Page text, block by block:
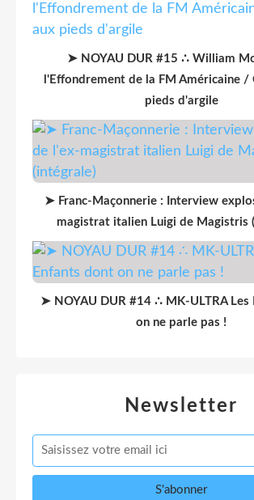
➤ NOYAU DUR #15 ∴ William
l'Effondrement de la FM Américaine /
pieds d'argile
➤ Franc-Maçonnerie : Interview
magistrat italien Luigi de Magistris
➤ NOYAU DUR #14 ∴ MK-ULTRA Les
on ne parle pas !
Newsletter